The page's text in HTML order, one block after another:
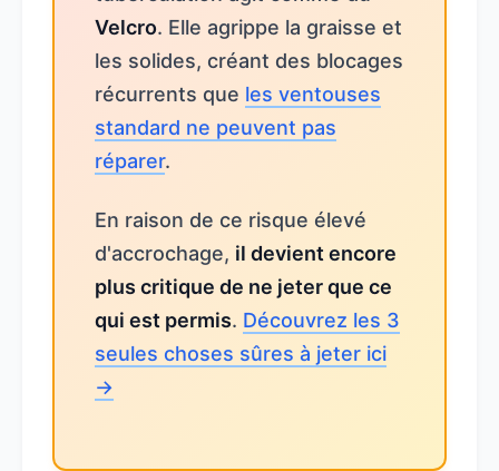
Velcro. Elle agrippe la graisse et
les solides, créant des blocages
récurrents que les ventouses
standard ne peuvent pas
réparer.
En raison de ce risque élevé
d'accrochage, il devient encore
plus critique de ne jeter que ce
qui est permis. Découvrez les 3
seules choses sûres à jeter ici
→